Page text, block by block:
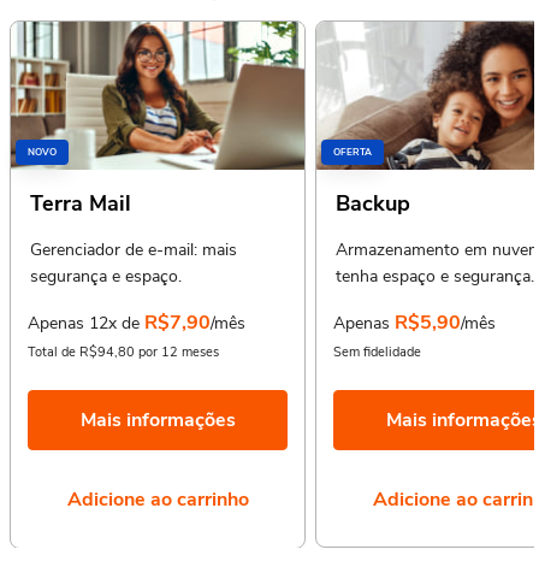
NOVO
Terra Mail
Gerenciador de e-mail: mais
segurança e espaço.
Apenas 12x de R$7,90/mês
Total de R$94,80 por 12 meses
Mais informações
Adicione ao carrinho
OFERTA
Backup
Armazenamento em
tenha espaço e segurança.
Apenas R$5,90/mês
Sem fidelidade
Mais
Adicione ao